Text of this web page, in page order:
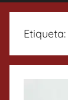
Etiqueta: